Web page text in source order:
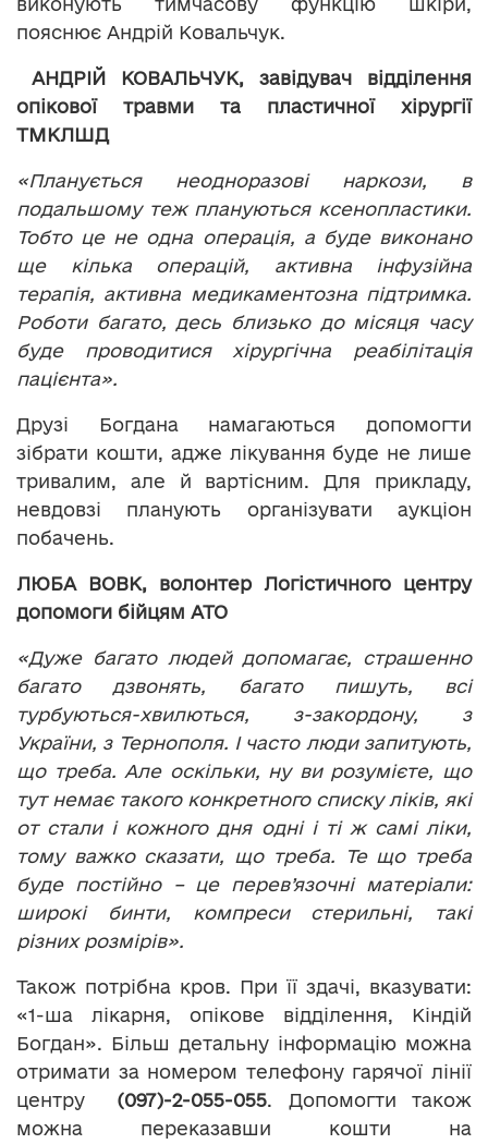
пояснює Андрій Ковальчук.
АНДРІЙ КОВАЛЬЧУК, завідувач відділення
опікової травми та пластичної хірургії
ТМКЛШД
«Планується неодноразові наркози, в
подальшому теж плануються ксенопластики.
Тобто це не одна операція, а буде виконано
ще кілька операцій, активна інфузійна
терапія, активна медикаментозна підтримка.
Роботи багато, десь близько до місяця часу
буде проводитися хірургічна реабілітація
пацієнта».
Друзі Богдана намагаються допомогти
зібрати кошти, адже лікування буде не лише
тривалим, але й вартісним. Для прикладу,
невдовзі планують організувати аукціон
побачень.
ЛЮБА ВОВК, волонтер Логістичного центру
допомоги бійцям АТО
«Дуже багато людей допомагає, страшенно
багато дзвонять, багато пишуть, всі
турбуються-хвилються, з-закордону, з
України, з Тернополя. І часто люди запитують,
що треба. Але оскільки, ну ви розумієте, що
тут немає такого конкретного списку ліків, які
от стали і кожного дня одні і ті ж самі ліки,
тому важко сказати, що треба. Те що треба
буде постійно – це перев’язочні матеріали:
широкі бинти, компреси стерильні, такі
різних розмірів».
Також потрібна кров. При її здачі, вказувати:
«1-ша лікарня, опікове відділення, Кіндій
Богдан». Більш детальну інформацію можна
отримати за номером телефону гарячої лінії
центру
(097)-2-055-055. Допомогти також
можна переказавши кошти на